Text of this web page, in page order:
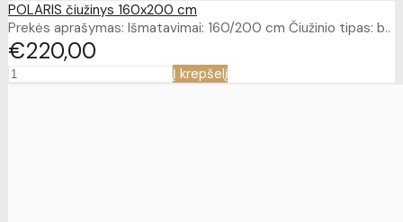
POLARIS čiužinys 160x200 cm
Prekės aprašymas: Išmatavimai: 160/200 cm Čiužinio tipas: b..
€22000
Į krepšelį